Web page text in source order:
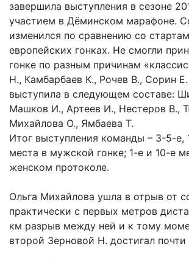
завершила выступления в сезоне
участием в Дёминском марафоне.
изменился по сравнению со
европейских гонках. Не смогли
гонке по разным причинам
Н., Камбарбаев К., Рочев В., Сорин
выступила в следующем составе:
Машков И., Артеев И., Нестеров В.,
Михайлова О., Ямбаева Т.
Итог выступления команды – 3-5-е,
места в мужской гонке; 1-е и 10-е
женском протоколе.
Ольга Михайлова ушла в отрыв от
практически с первых метров
км разрыв между ней и к тому
второй Зерновой Н. достигал почти